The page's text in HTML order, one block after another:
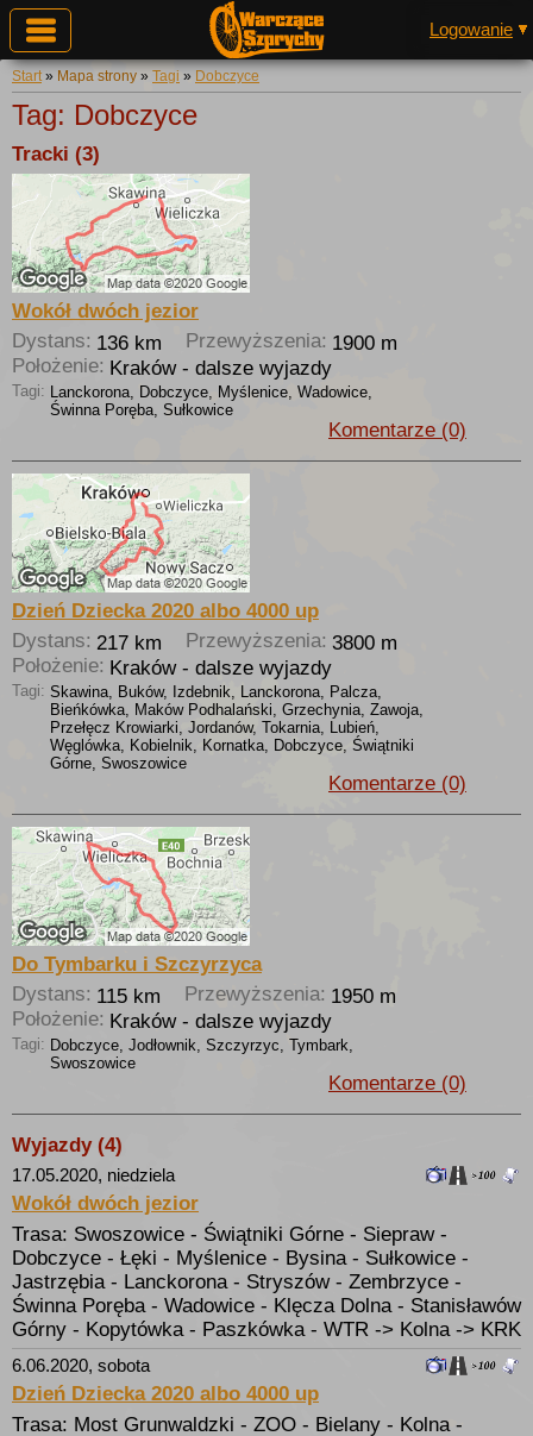
Logowanie
Start» Mapa strony » Tagi » Dobczyce
Tag: Dobczyce
Tracki (3)
Wokół dwóch jezior
Dystans: 136 km Przewyższenia: 1900 m
Położenie: Kraków - dalsze wyjazdy
Tagi: Lanckorona, Dobczyce, Myślenice, Wadowice,
Świnna Poręba, Sułkowice
Komentarze (0)
Dzień Dziecka 2020 albo 4000 up
Dystans: 217 km Przewyższenia: 3800 m
Położenie: Kraków - dalsze wyjazdy
Tagi: Skawina, Buków, Izdebnik, Lanckorona, Palcza,
Bieńkówka, Maków Podhalański, Grzechynia, Zawoja,
Przełęcz Krowiarki, Jordanów, Tokarnia, Lubień,
Węglówka, Kobielnik, Kornatka, Dobczyce, Świątniki
Górne, Swoszowice
Komentarze (0)
Do Tymbarku i Szczyrzyca
Dystans: 115 km Przewyższenia: 1950 m
Położenie: Kraków - dalsze wyjazdy
Tagi: Dobczyce, Jodłownik, Szczyrzyc, Tymbark,
Swoszowice
Komentarze (0)
Wyjazdy (4)
17.05.2020, niedziela
Wokół dwóch jezior
Trasa: Swoszowice - Świątniki Górne - Siepraw -
Dobczyce - Łęki - Myślenice - Bysina - Sułkowice -
Jastrzębia - Lanckorona - Stryszów - Zembrzyce -
Świnna Poręba - Wadowice - Klęcza Dolna - Stanisławów
Górny - Kopytówka - Paszkówka - WTR -> Kolna -> KRK
6.06.2020, sobota
Dzień Dziecka 2020 albo 4000 up
Trasa: Most Grunwaldzki - ZOO - Bielany - Kolna -